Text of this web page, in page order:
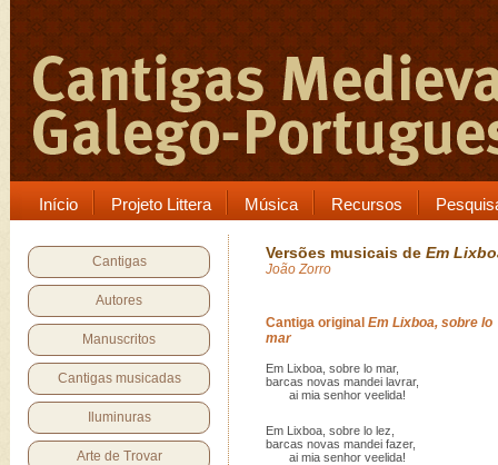
Início Projeto Littera Música Recursos
Cantigas
Autores
Manuscritos
Cantigas musicadas
Iluminuras
Arte de Trovar
Versões musicais de Em
João Zorro
Cantiga original Em Lixboa, sobre lo
mar
Em Lixboa, sobre lo mar,
barcas novas mandei lavrar,
ai mia senhor veelida!
Em Lixboa, sobre lo lez,
barcas novas mandei fazer,
ai mia senhor veelida!